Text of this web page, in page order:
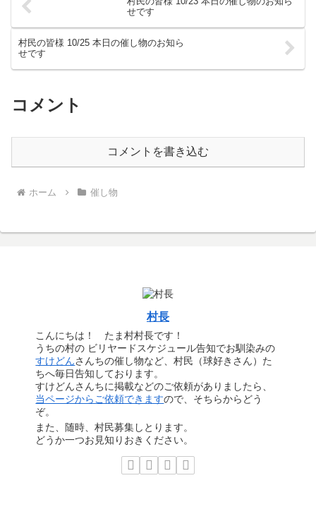
せです
村民の皆様 10/25 本日の催し物のお知ら
せです
コメント
コメントを書き込む
ホーム 催し物
村長
こんにちは！ たま村村長です！
うちの村の ビリヤードスケジュール告知でお馴染みの
すけどんさんちの催し物など、村民（球好きさん）た
ちへ毎日告知しております。
すけどんさんちに掲載などのご依頼がありましたら、
当ページからご依頼できますので、そちらからどう
ぞ。
また、随時、村民募集しとります。
どうか一つお見知りおきください。